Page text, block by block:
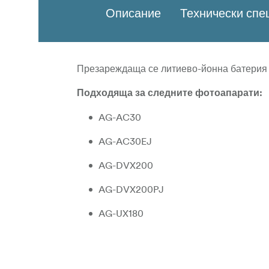
Описание Технически
Презареждаща се литиево-йонна батерия
Подходяща за следните фотоапарати:
AG-AC30
AG-AC30EJ
AG-DVX200
AG-DVX200PJ
AG-UX180